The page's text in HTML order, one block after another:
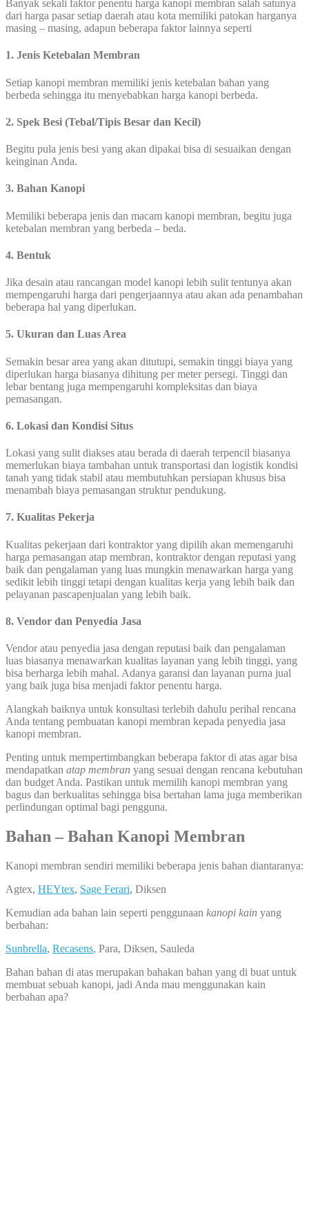
Banyak sekali faktor penentu harga kanopi membran salah satunya
dari harga pasar setiap daerah atau kota memiliki patokan harganya
masing – masing, adapun beberapa faktor lainnya seperti
1. Jenis Ketebalan Membran
Setiap kanopi membran memiliki jenis ketebalan bahan yang
berbeda sehingga itu menyebabkan harga kanopi berbeda.
2. Spek Besi (Tebal/Tipis Besar dan Kecil)
Begitu pula jenis besi yang akan dipakai bisa di sesuaikan dengan
keinginan Anda.
3. Bahan Kanopi
Memiliki beberapa jenis dan macam kanopi membran, begitu juga
ketebalan membran yang berbeda – beda.
4. Bentuk
Jika desain atau rancangan model kanopi lebih sulit tentunya akan
mempengaruhi harga dari pengerjaannya atau akan ada penambahan
beberapa hal yang diperlukan.
5. Ukuran dan Luas Area
Semakin besar area yang akan ditutupi, semakin tinggi biaya yang
diperlukan harga biasanya dihitung per meter persegi. Tinggi dan
lebar bentang juga mempengaruhi kompleksitas dan biaya
pemasangan.
6. Lokasi dan Kondisi Situs
Lokasi yang sulit diakses atau berada di daerah terpencil biasanya
memerlukan biaya tambahan untuk transportasi dan logistik kondisi
tanah yang tidak stabil atau membutuhkan persiapan khusus bisa
menambah biaya pemasangan struktur pendukung.
7. Kualitas Pekerja
Kualitas pekerjaan dari kontraktor yang dipilih akan memengaruhi
harga pemasangan atap membran, kontraktor dengan reputasi yang
baik dan pengalaman yang luas mungkin menawarkan harga yang
sedikit lebih tinggi tetapi dengan kualitas kerja yang lebih baik dan
pelayanan pascapenjualan yang lebih baik.
8. Vendor dan Penyedia Jasa
Vendor atau penyedia jasa dengan reputasi baik dan pengalaman
luas biasanya menawarkan kualitas layanan yang lebih tinggi, yang
bisa berharga lebih mahal. Adanya garansi dan layanan purna jual
yang baik juga bisa menjadi faktor penentu harga.
Alangkah baiknya untuk konsultasi terlebih dahulu perihal rencana
Anda tentang pembuatan kanopi membran kepada penyedia jasa
kanopi membran.
Penting untuk mempertimbangkan beberapa faktor di atas agar bisa
mendapatkan atap membran yang sesuai dengan rencana kebutuhan
dan budget Anda. Pastikan untuk memilih kanopi membran yang
bagus dan berkualitas sehingga bisa bertahan lama juga memberikan
perlindungan optimal bagi pengguna.
Bahan – Bahan Kanopi Membran
Kanopi membran sendiri memiliki beberapa jenis bahan diantaranya:
Agtex, HEYtex, Sage Ferari, Diksen
Kemudian ada bahan lain seperti penggunaan kanopi kain yang
berbahan:
Sunbrella, Recasens, Para, Diksen, Sauleda
Bahan bahan di atas merupakan bahakan bahan yang di buat untuk
membuat sebuah kanopi, jadi Anda mau menggunakan kain
berbahan apa?